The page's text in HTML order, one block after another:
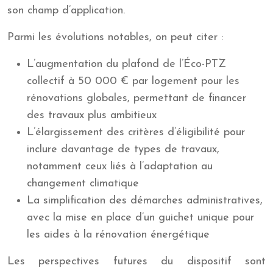
son champ d’application.
Parmi les évolutions notables, on peut citer :
L’augmentation du plafond de l’Éco-PTZ
collectif à 50 000 € par logement pour les
rénovations globales, permettant de financer
des travaux plus ambitieux
L’élargissement des critères d’éligibilité pour
inclure davantage de types de travaux,
notamment ceux liés à l’adaptation au
changement climatique
La simplification des démarches administratives,
avec la mise en place d’un guichet unique pour
les aides à la rénovation énergétique
Les perspectives futures du dispositif sont